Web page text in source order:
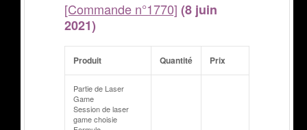
[Commande n°1770] (8 juin
2021)
Produit Quantité Prix
Partie de Laser
Game
Session de laser
game choisie